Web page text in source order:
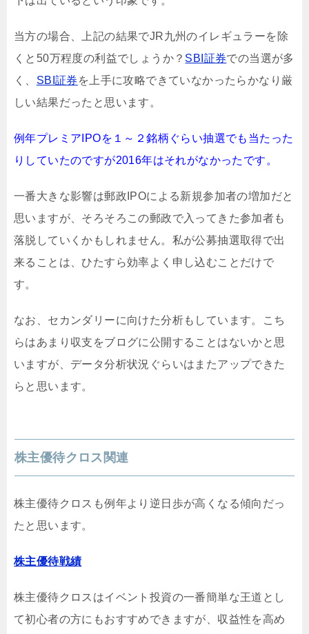
当方の場合、上記の結果でJR九州のイレギュラーを除
くと50万程度の利益でしょうか？ SBI証券での当選が多
く、 SBI証券 を上手に攻略できていなかったらかなり厳
しい結果だったと思います。
例年プレミアIPOを１～２銘柄ぐらい抽選でも当たった
りしていたのですが2016年はそれがなかったです。
一番大きな影響は郵政IPOによる新規参加者の増加だと
思いますが、そろそろこの郵政で入ってきた参加者も
落脱していくかもしれません。私が公募抽選取得で出
来ることは、ひたすら効率よく申し込むことだけで
す。
なお、セカンダリーに向けた分析もしています。こち
らはあまり収支をブログに公開することはないかと思
いますが、データ分析状況ぐらいはまたアップできた
らと思います。
株主優待クロス関連
株主優待クロスも例年より逆日歩が高くなる傾向だっ
たと思います。
株主優待戦績
株主優待クロスはイベント投資の一番簡単な王道とし
て初心者の方にもおすすめできますが、収益性を高め